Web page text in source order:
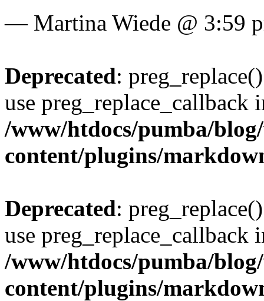
— Martina Wiede @ 3:59
Deprecated:
use preg_replace_callback
/www/htdocs/pumba/
content/plugins/
Deprecated:
use preg_replace_callback
/www/htdocs/pumba/
content/plugins/